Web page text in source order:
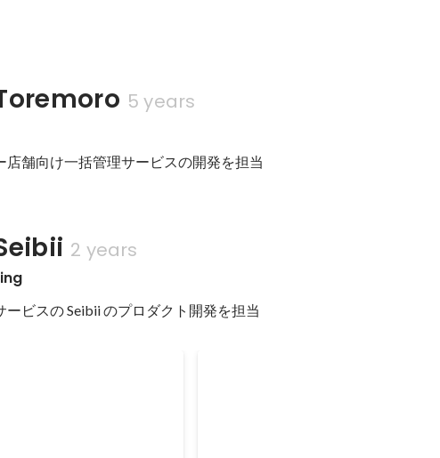
5 years
店舗向け一括管理サービスの開発を担当
2 years
ービスの Seibii のプロダクト開発を担当